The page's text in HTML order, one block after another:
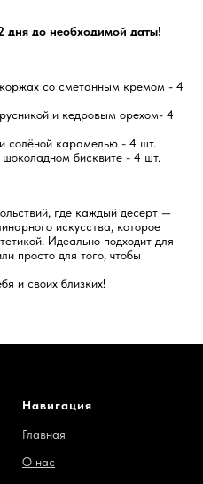
дня до необходимой даты!
со сметанным кремом - 4
и кедровым орехом- 4
солёной карамелью - 4 шт.
бисквите - 4 шт.
где каждый десерт —
искусства, которое
Идеально подходит для
просто для того, чтобы
и своих близких!
Навигация
Главная
О нас